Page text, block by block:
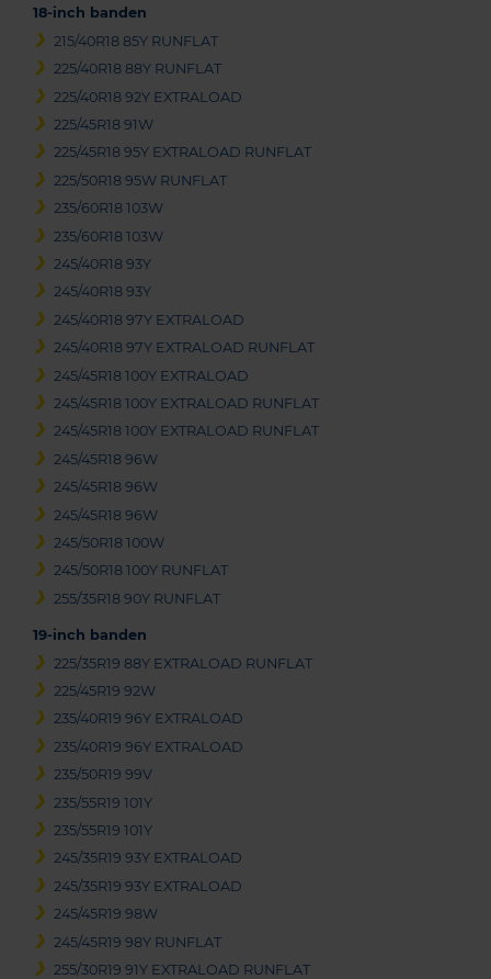
18-inch banden
215/40R18 85Y RUNFLAT
225/40R18 88Y RUNFLAT
225/40R18 92Y EXTRALOAD
225/45R18 91W
225/45R18 95Y EXTRALOAD RUNFLAT
225/50R18 95W RUNFLAT
235/60R18 103W
235/60R18 103W
245/40R18 93Y
245/40R18 93Y
245/40R18 97Y EXTRALOAD
245/40R18 97Y EXTRALOAD RUNFLAT
245/45R18 100Y EXTRALOAD
245/45R18 100Y EXTRALOAD RUNFLAT
245/45R18 100Y EXTRALOAD RUNFLAT
245/45R18 96W
245/45R18 96W
245/45R18 96W
245/50R18 100W
245/50R18 100Y RUNFLAT
255/35R18 90Y RUNFLAT
19-inch banden
225/35R19 88Y EXTRALOAD RUNFLAT
225/45R19 92W
235/40R19 96Y EXTRALOAD
235/40R19 96Y EXTRALOAD
235/50R19 99V
235/55R19 101Y
235/55R19 101Y
245/35R19 93Y EXTRALOAD
245/35R19 93Y EXTRALOAD
245/45R19 98W
245/45R19 98Y RUNFLAT
255/30R19 91Y EXTRALOAD RUNFLAT